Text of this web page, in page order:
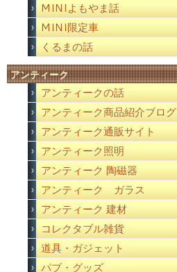
MINIよもやま話
MINI限定車
くるまの話
アンティーク
アンティークの話
アンティーク商品紹介ブログ
アンティーク通販サイト
アンティーク照明
アンティーク 陶磁器
アンティーク ガラス
アンティーク 建材
コレクタブル雑貨
道具・ガジェット
パブ・グッズ